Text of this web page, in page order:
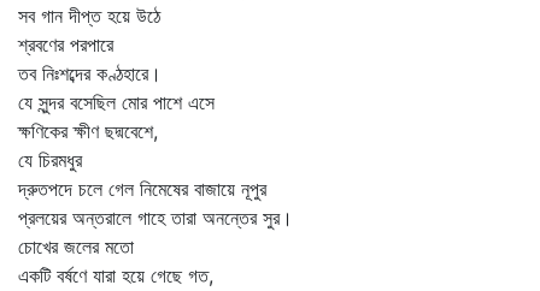
সব গান দীপ্ত হয়ে উঠে
শ্রবণের পরপারে
তব নিঃশব্দের কণ্ঠহারে।
যে সুন্দর বসেছিল মোর পাশে এসে
ক্ষণিকের ক্ষীণ ছদ্মবেশে,
যে চিরমধুর
দ্রুতপদে চলে গেল নিমেষের বাজায়ে নূপুর
প্রলয়ের অন্তরালে গাহে তারা অনন্তের সুর।
চোখের জলের মতো
একটি বর্ষণে যারা হয়ে গেছে গত,